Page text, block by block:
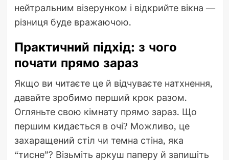
нейтральним візерунком і відкрийте вікна —
різниця буде вражаючою.
Практичний підхід: з чого
почати прямо зараз
Якщо ви читаєте це й відчуваєте натхнення,
давайте зробимо перший крок разом.
Огляньте свою кімнату прямо зараз. Що
першим кидається в очі? Можливо, це
захаращений стіл чи темна стіна, яка
“тисне”? Візьміть аркуш паперу й запишіть